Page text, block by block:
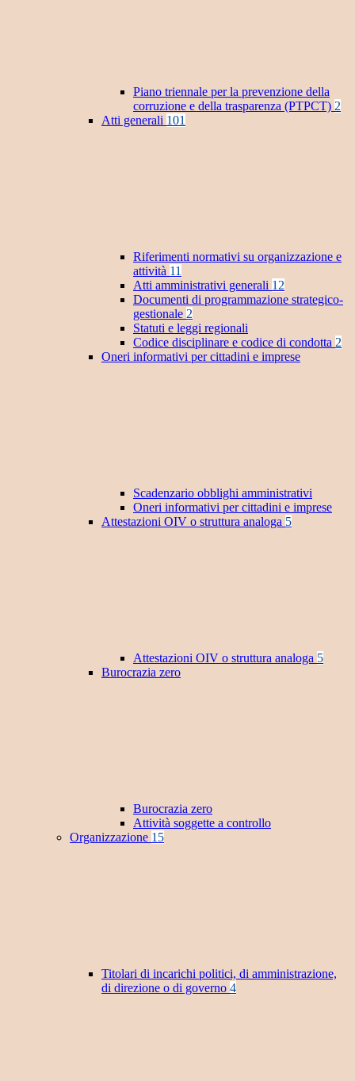
Piano triennale per la prevenzione della
corruzione e della trasparenza (PTPCT) 2
Atti generali 101
Riferimenti normativi su organizzazione e
attività 11
Atti amministrativi generali 12
Documenti di programmazione strategico-
gestionale 2
Statuti e leggi regionali
Codice disciplinare e codice di condotta 2
Oneri informativi per cittadini e imprese
Scadenzario obblighi amministrativi
Oneri informativi per cittadini e imprese
Attestazioni OIV o struttura analoga 5
Attestazioni OIV o struttura analoga 5
Burocrazia zero
Burocrazia zero
Attività soggette a controllo
Organizzazione 15
Titolari di incarichi politici, di amministrazione,
di direzione o di governo 4